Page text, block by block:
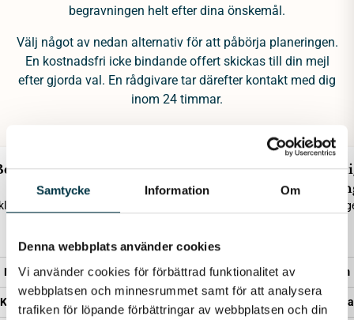
Samtycke Information Om
Denna webbplats använder cookies
Vi använder cookies för förbättrad funktionalitet av
webbplatsen och minnesrummet samt för att analysera
trafiken för löpande förbättringar av webbplatsen och din
begravningen helt efter dina önskemål.
Välj något av nedan alternativ för att påbörja planeringen.
En kostnadsfri icke bindande offert skickas till din mejl
efter gjorda val. En rådgivare tar därefter kontakt med dig
inom 24 timmar.
Enkel
eller borgerlig
Minnesrum
Kista – Enkel
Begravning
Kyrklig eller borgerlig
25 035
Minnesrum
Transport
Kyrklig eller
Minnesrum
Kista – Saga